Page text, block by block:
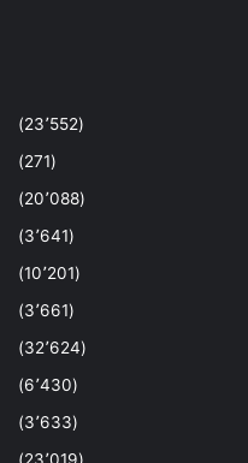
(23٬552)
(271)
(20٬088)
(3٬641)
(10٬201)
(3٬661)
(32٬624)
(6٬430)
(3٬633)